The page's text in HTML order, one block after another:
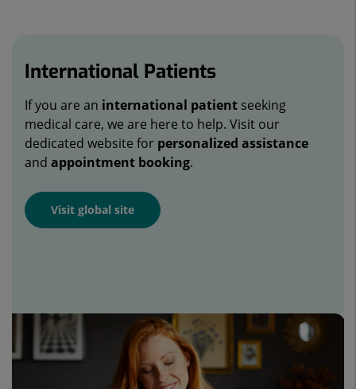
International Patients
If you are an international patient seeking
medical care, we are here to help. Visit our
dedicated website for personalized assistance
and appointment booking.
Visit global site